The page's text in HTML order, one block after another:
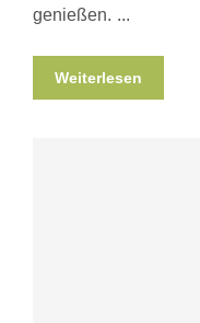
genießen.
Weiterlesen